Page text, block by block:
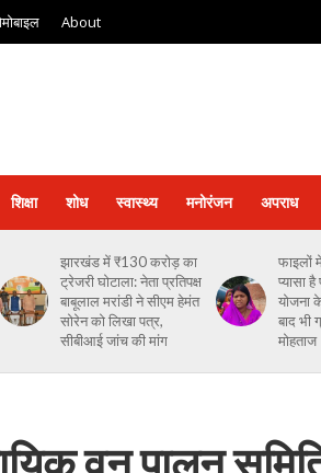
About
शिक्षा शोध स्‍वास्‍थ्‍य मनोरंजन अपराध
झारखंड में ₹130 करोड़ का
ट्रेजरी घोटाला: नेता प्रतिपक्ष
बाबूलाल मरांडी ने सीएम हेमंत
सोरेन को लिखा पत्र,
सीबीआई जांच की मांग
फाइलों
प्यासा
योजना
बाद भी
मोहताज